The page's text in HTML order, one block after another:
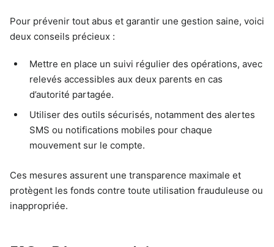
Pour prévenir tout abus et garantir une gestion saine, voici
deux conseils précieux :
Mettre en place un suivi régulier des opérations, avec
relevés accessibles aux deux parents en cas
d’autorité partagée.
Utiliser des outils sécurisés, notamment des alertes
SMS ou notifications mobiles pour chaque
mouvement sur le compte.
Ces mesures assurent une transparence maximale et
protègent les fonds contre toute utilisation frauduleuse ou
inappropriée.